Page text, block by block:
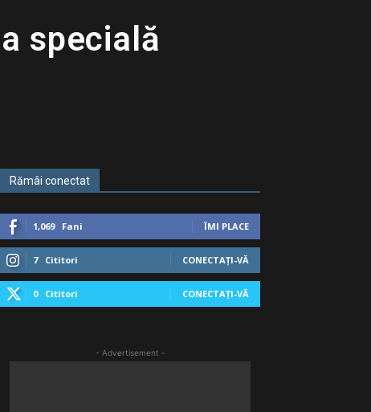
specială
Rămâi conectat
1,069 Fani ÎMI PLACE
7 Cititori CONECTAȚI-VĂ
0 Cititori CONECTAȚI-VĂ
- Advertisement -